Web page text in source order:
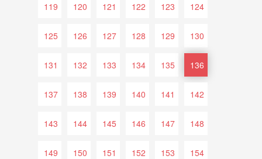
119 120 121 122 123 124
125 126 127 128 129 130
131 132 133 134 135 136
137 138 139 140 141 142
143 144 145 146 147 148
149 150 151 152 153 154